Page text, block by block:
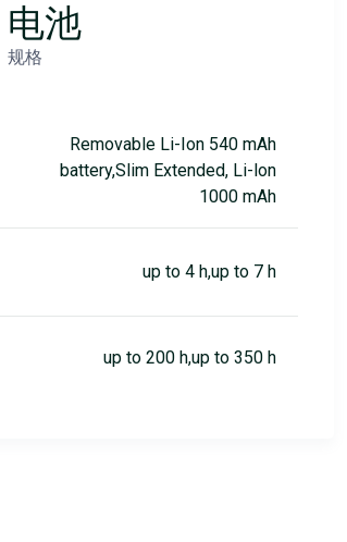
电池
规格
Removable Li-Ion 540 mAh
battery,Slim Extended, Li-lon
1000 mAh
up to 4 h,up to 7 h
up to 200 h,up to 350 h